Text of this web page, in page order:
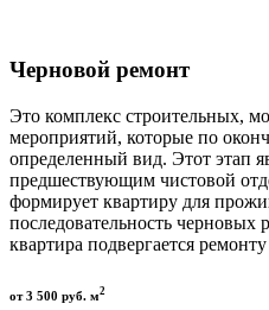
Черновой ремонт
Это комплекс строительных,
мероприятий, которые по
определенный вид. Этот этап
предшествующим чистовой
формирует квартиру для
последовательность черновых
квартира подвергается ремонту
от 3 500 руб. м2